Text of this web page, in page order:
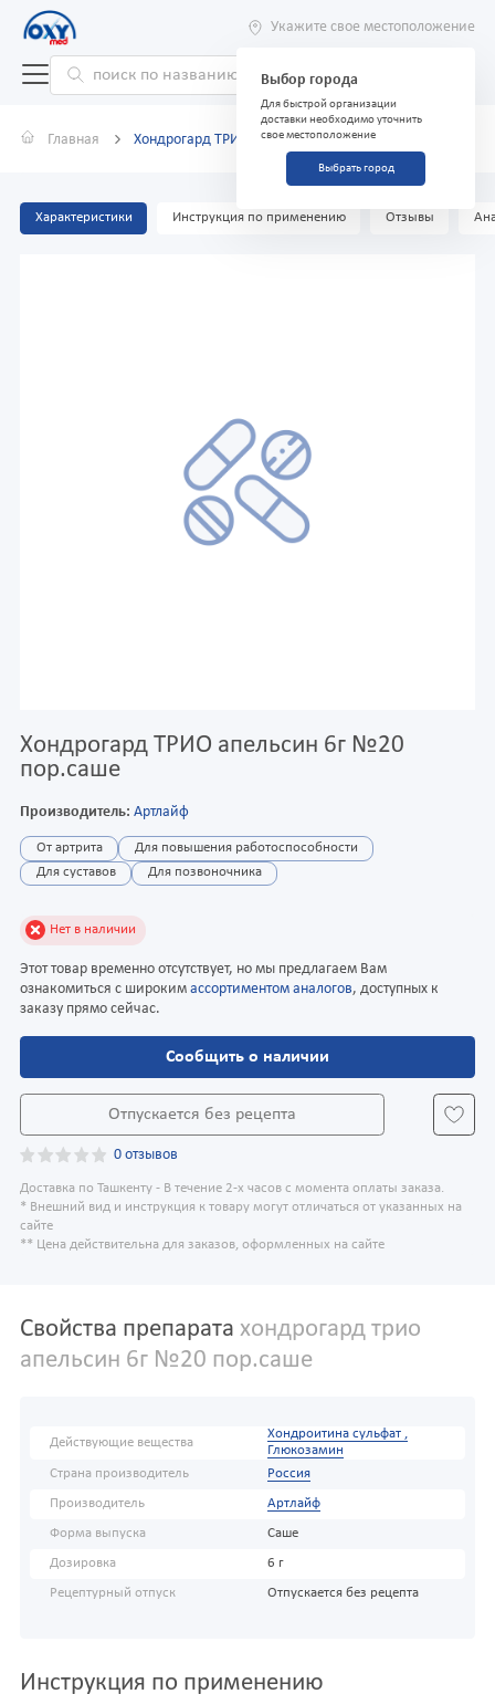
Укажите свое местоположение
Выбор города
Для быстрой организации
доставки необходимо уточнить
свое местоположение
Выбрать город
Главная Хондрогард ТРИО апельсин 6г №20 пор.саше
Характеристики Инструкция по применению Отзывы
Хондрогард ТРИО апельсин 6г №20
пор.саше
Производитель: Артлайф
От артрита
Для повышения работоспособности
Для суставов
Для позвоночника
Нет в наличии
Этот товар временно отсутствует, но мы предлагаем Вам
ознакомиться с широким ассортиментом аналогов, доступных к
заказу прямо сейчас.
Сообщить о наличии
Отпускается без рецепта
0 отзывов
Доставка по Ташкенту - В течение 2-х часов с момента оплаты заказа.
* Внешний вид и инструкция к товару могут отличаться от указанных на
сайте
** Цена действительна для заказов, оформленных на сайте
Свойства препарата хондрогард трио
апельсин 6г №20 пор.саше
Действующие вещества
Хондроитина сульфат ,
Глюкозамин
Страна производитель
Россия
Производитель Артлайф
Форма выпуска Саше
Дозировка 6 г
Рецептурный отпуск Отпускается без рецепта
Инструкция по применению